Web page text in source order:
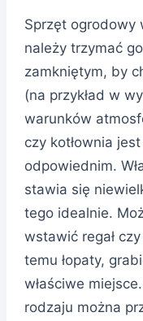
Sprzęt ogrodowy
należy trzymać
zamkniętym, by
(na przykład w
warunków
czy kotłownia
odpowiednim.
stawia się
tego idealnie.
wstawić regał
temu łopaty,
właściwe
rodzaju można